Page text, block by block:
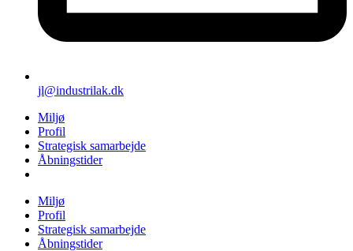
jl@industrilak.dk
Miljø
Profil
Strategisk samarbejde
Åbningstider
Miljø
Profil
Strategisk samarbejde
Åbningstider